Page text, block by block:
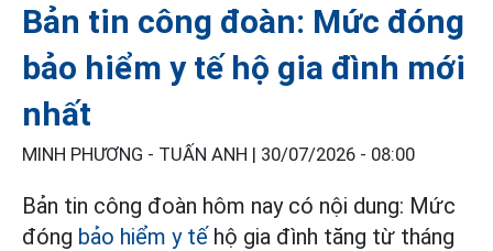
Bản tin công đoàn: Mức đóng
bảo hiểm y tế hộ gia đình mới
nhất
MINH PHƯƠNG - TUẤN ANH | 30/07/2026 - 08:00
Bản tin công đoàn hôm nay có nội dung: Mức
đóng bảo hiểm y tế hộ gia đình tăng từ tháng